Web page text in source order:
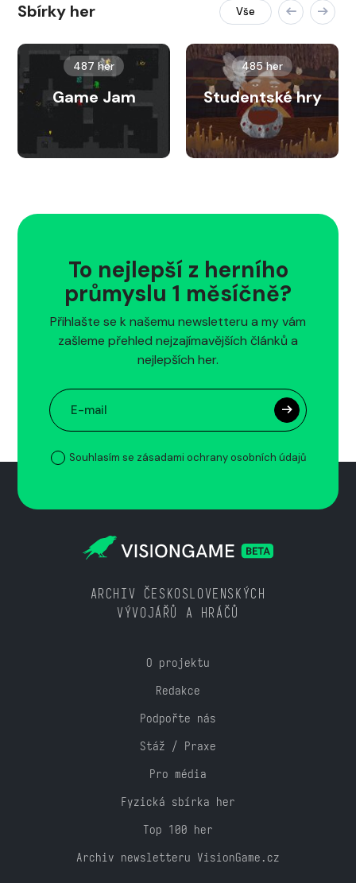
Sbírky her Vše
487 her
Game Jam
485 her
Studentské hry
To nejlepší z herního
průmyslu 1 měsíčně?
Přihlašte se k našemu newsletteru a my vám
zašleme přehled nejzajímavějších článků a
nejlepších her.
Souhlasím se zásadami ochrany osobních údajů
ARCHIV ČESKOSLOVENSKÝCH
VÝVOJÁŘŮ A HRÁČŮ
O projektu
Redakce
Podpořte nás
Stáž / Praxe
Pro média
Fyzická sbírka her
Top 100 her
Archiv newsletteru VisionGame.cz